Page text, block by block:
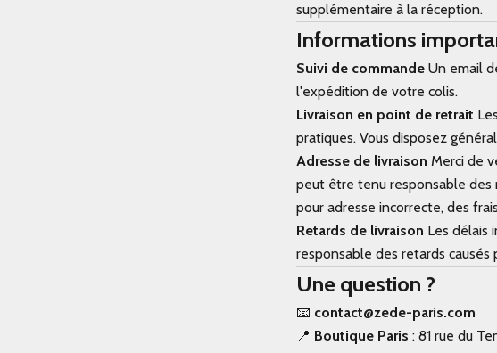
supplémentaire à la réception.
Informations
Suivi de commande Un email
l'expédition de votre colis.
Livraison en point de retrait
pratiques. Vous disposez
Adresse de livraison Merci de
peut être tenu responsable des
pour adresse incorrecte, des
Retards de livraison Les délais
responsable des retards
Une question ?
📧 contact@zede-paris.com
📍 Boutique Paris : 81 rue du